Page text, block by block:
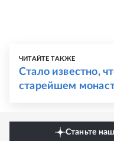
ЧИТАЙТЕ ТАКЖЕ
Стало известно,
старейшем
Станьте